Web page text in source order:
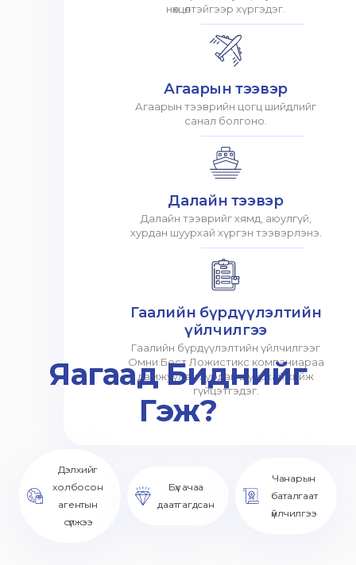
нөхцөлтэйгээр хүргэдэг.
Агаарын тээвэр
Агаарын тээврийн цогц шийдлийг
санал болгоно.
Далайн тээвэр
Далайн тээврийг хямд, аюулгүй,
хурдан шуурхай хүргэн тээвэрлэнэ.
Гаалийн бүрдүүлэлтийн
үйлчилгээ
Гаалийн бүрдүүлэлтийн үйлчилгээг
Омни Бест Ложистикс компаниараа
дамжуулан хурдан шуурхай хийж
гүйцэтгэдэг.
Яагаад Биднийг
Гэж?
Дэлхийг
холбосон
агентын
сүлжээ
Бүх ачаа
даатгагдсан
Чанарын
баталгаат
үйлчилгээ